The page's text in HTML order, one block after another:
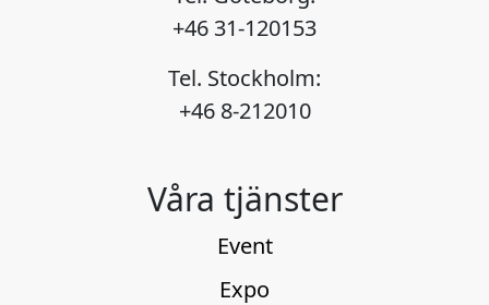
+46 31-120153
Tel. Stockholm:
+46 8-212010
Våra tjänster
Event
Expo